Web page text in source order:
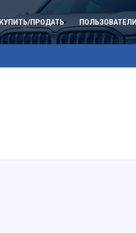
КУПИТЬ/ПРОДАТЬ ПОЛЬЗОВАТЕЛИ